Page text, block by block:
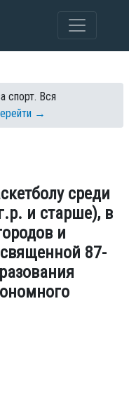
спорт. Вся
→
среди
и старше), в
и
87-